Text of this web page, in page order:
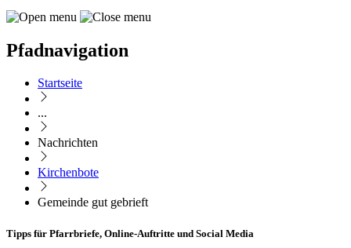
Pfadnavigation
Startseite
...
Nachrichten
Kirchenbote
Gemeinde gut gebrieft
Tipps für Pfarrbriefe, Online-Auftritte und Social Media